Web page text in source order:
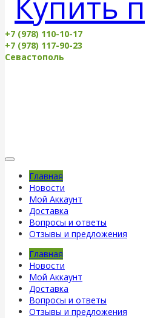
+7 (978) 110-10-17
+7 (978) 117-90-23
Севастополь
Главная
Новости
Мой Аккаунт
Доставка
Вопросы и ответы
Отзывы и предложения
Главная
Новости
Мой Аккаунт
Доставка
Вопросы и ответы
Отзывы и предложения